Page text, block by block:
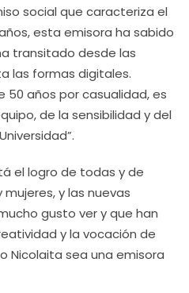
social que caracteriza el
esta emisora ha sabido
transitado desde las
las formas digitales.
50 años por casualidad, es
de la sensibilidad y del
el logro de todas y de
y las nuevas
gusto ver y que han
y la vocación de
Nicolaita sea una emisora